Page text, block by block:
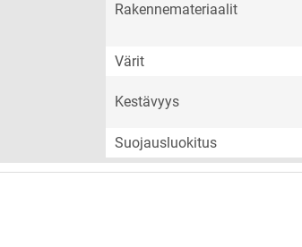
Rakennemateriaalit
Värit
Kestävyys
Suojausluokitus